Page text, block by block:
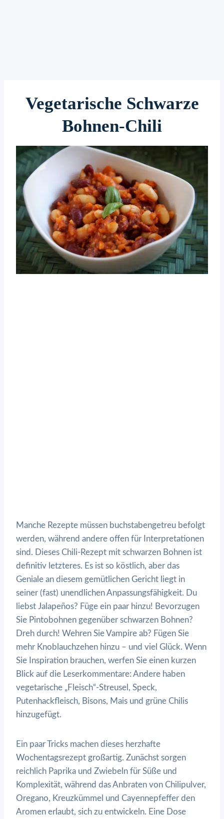
Vegetarische Schwarze
Bohnen-Chili
Manche Rezepte müssen buchstabengetreu befolgt
werden, während andere offen für Interpretationen
sind. Dieses Chili-Rezept mit schwarzen Bohnen ist
definitiv letzteres. Es ist so köstlich, aber das
Geniale an diesem gemütlichen Gericht liegt in
seiner (fast) unendlichen Anpassungsfähigkeit. Du
liebst Jalapeños? Füge ein paar hinzu! Bevorzugen
Sie Pintobohnen gegenüber schwarzen Bohnen?
Dreh durch! Wehren Sie Vampire ab? Fügen Sie
mehr Knoblauchzehen hinzu – und viel Glück. Wenn
Sie Inspiration brauchen, werfen Sie einen kurzen
Blick auf die Leserkommentare: Andere haben
vegetarische „Fleisch“-Streusel, Speck,
Putenhackfleisch, Bisons, Mais und grüne Chilis
hinzugefügt.
Ein paar Tricks machen dieses herzhafte
Wochentagsrezept großartig. Zunächst sorgen
reichlich Paprika und Zwiebeln für Süße und
Komplexität, während das Anbraten von Chilipulver,
Oregano, Kreuzkümmel und Cayennepfeffer den
Aromen erlaubt, sich zu entwickeln. Eine Dose